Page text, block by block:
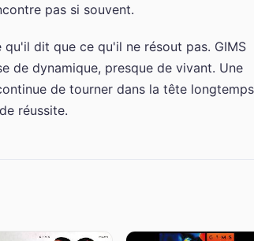
pas si souvent.
dit que ce qu'il ne résout pas. GIMS
de dynamique, presque de vivant. Une
de tourner dans la tête longtemps
réussite.